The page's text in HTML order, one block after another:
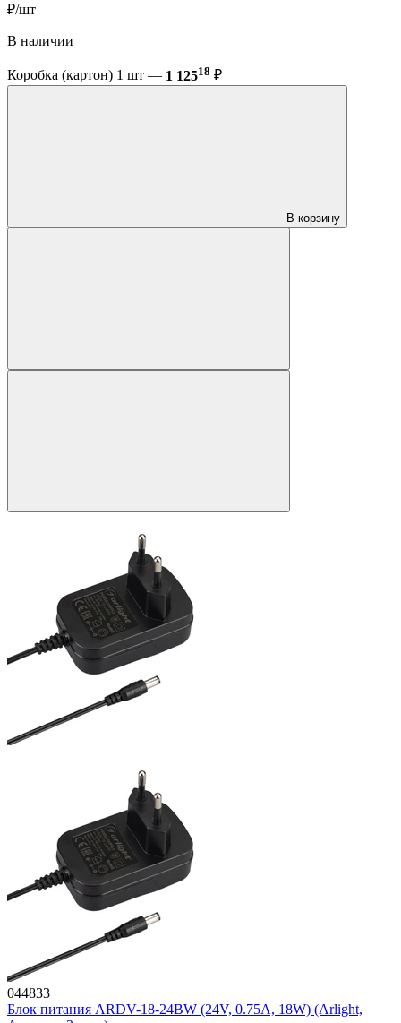
₽/шт
В наличии
Коробка (картон) 1 шт — 1 12518 ₽
В корзину
044833
Блок питания ARDV-18-24BW (24V, 0.75A, 18W) (Arlight,